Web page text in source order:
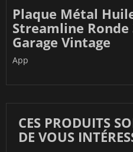
Plaque Métal
Streamline Ronde
Garage Vintage
App
CES PRODUITS
DE VOUS